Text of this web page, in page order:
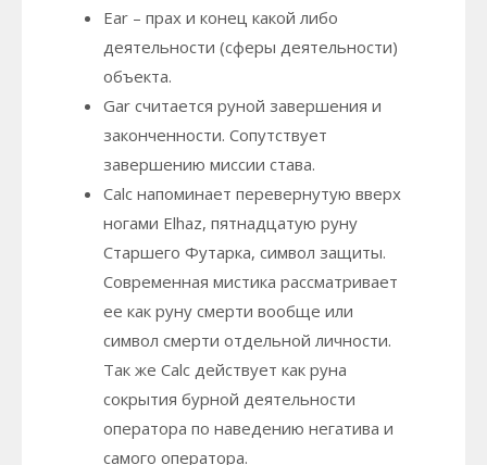
Ear – прах и конец какой либо
деятельности (сферы деятельности)
объекта.
Gar считается руной завершения и
законченности. Сопутствует
завершению миссии става.
Calc напоминает перевернутую вверх
ногами Elhaz, пятнадцатую руну
Старшего Футарка, символ защиты.
Современная мистика рассматривает
ее как руну смерти вообще или
символ смерти отдельной личности.
Так же Calc действует как руна
сокрытия бурной деятельности
оператора по наведению негатива и
самого оператора.